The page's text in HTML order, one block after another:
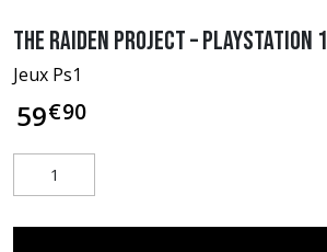
The Raiden Project – PlayStation 1
Jeux Ps1
59€90